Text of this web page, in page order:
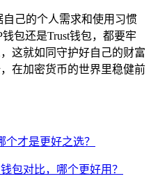
己的个人需求和使用习惯
包还是Trust钱包，都要牢
这就如同守护好自己的财富
在加密货币的世界里稳健前
个才是更好之选？
包对比，哪个更好用？